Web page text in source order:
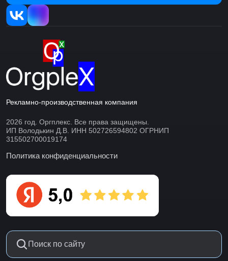
Рекламно-производственная компания
2026 год. Оргплекс. Все права защищены.
ИП Володькин Д.В. ИНН 502726594802 ОГРНИП
315502700019174
Политика конфиденциальности